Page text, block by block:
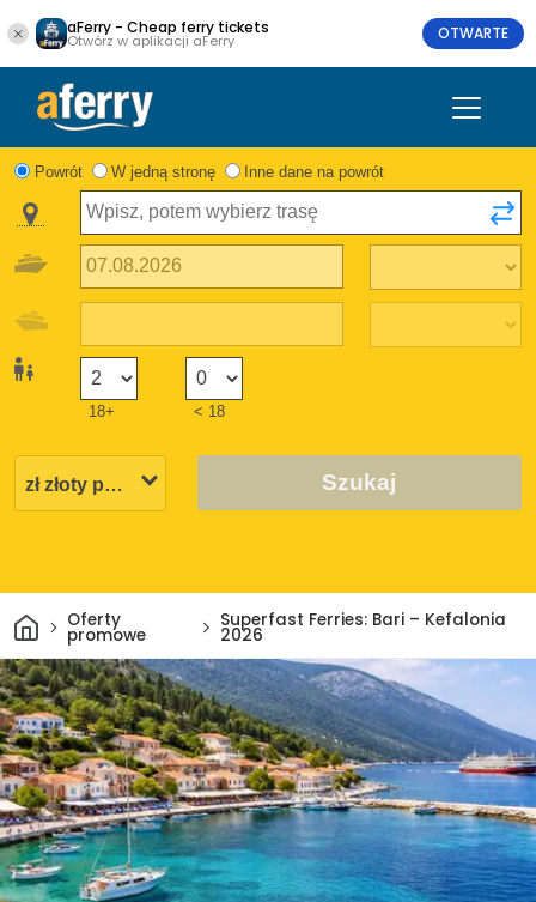
aFerry - Cheap ferry tickets
Otwórz w aplikacji aFerry OTWARTE
Powrót W jedną stronę Inne dane na powrót
18+ < 18
Szukaj
DomOferty
promowe
Superfast Ferries: Bari – Kefalonia
2026